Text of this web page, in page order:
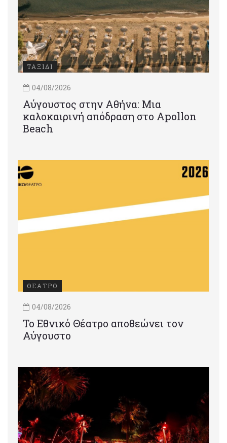
ΤΑΞΙΔΙ
04/08/2026
Αύγουστος στην Αθήνα: Μια
καλοκαιρινή απόδραση στο Apollon
Beach
ΘΕΑΤΡΟ
04/08/2026
Το Εθνικό Θέατρο αποθεώνει τον
Αύγουστο